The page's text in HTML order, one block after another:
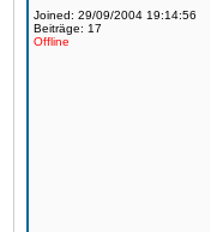
Joined: 29/09/2004 19:14:56
Beiträge: 17
Offline